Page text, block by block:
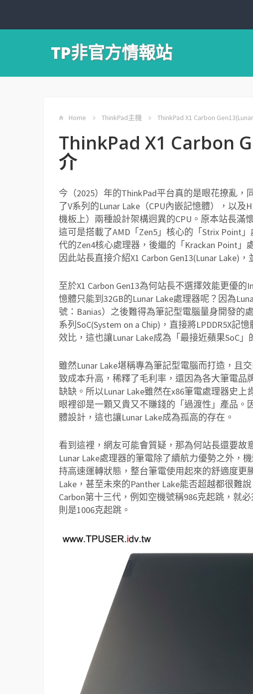
TP非官方情報站
Home ThinkPad主機 ThinkPad X1 Carbon
ThinkPad X1 Carbon
介
今（2025）年的ThinkPad平台真的是眼花撩亂
了V系列的Lunar Lake（CPU內嵌記憶體），以
機板上）兩種設計架構迥異的CPU。原本站長滿
這可是搭載了AMD「Zen5」核心的「Strix Point
代的Zen4核心處理器，後繼的「Krackan Point」
因此站長直接介紹X1 Carbon Gen13(Lunar Lake)
至於X1 Carbon Gen13為何站長不選擇效能更優
憶體只能到32GB的Lunar Lake處理器呢？因為
號：Banias）之後難得為筆記型電腦量身開發的
系列SoC(System on a Chip)，直接將LPDDR5X
效比，這也讓Lunar Lake成為「最接近蘋果SoC」
雖然Lunar Lake堪稱專為筆記型電腦而打造，且
致成本升高，稀釋了毛利率，還因為各大筆電品
缺缺。所以Lunar Lake雖然在x86筆電處理器史
眼裡卻是一顆又貴又不賺錢的「過渡性」產品
體設計，這也讓Lunar Lake成為孤高的存在。
看到這裡，網友可能會質疑，那為何站長還要故
Lunar Lake處理器的筆電除了續航力優勢之外，
持高速運轉狀態，整台筆電使用起來的舒適度更
Lake，甚至未來的Panther Lake能否超越都很難
Carbon第十三代，例如空機號稱986克起跳，就
則是1006克起跳。